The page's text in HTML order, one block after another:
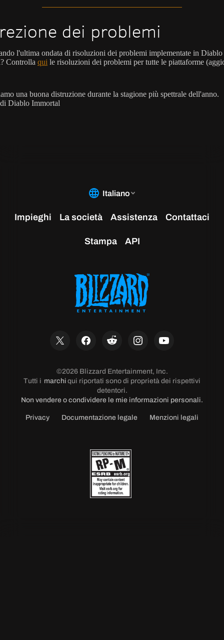
dei problemi
l'ultima ondata di risoluzioni dei problemi implementate in Diablo
Controlla qui le risoluzioni dei problemi per tutte le piattaforme
una buona distruzione durante la stagione più spettrale dell'anno.
Diablo Immortal